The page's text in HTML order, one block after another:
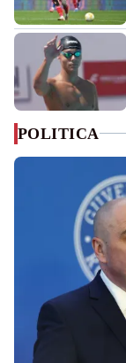
POLITICA